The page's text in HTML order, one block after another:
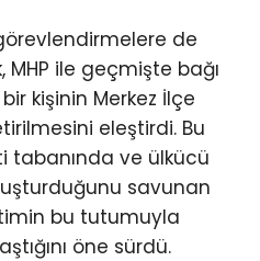
de
MHP ile geçmişte bağı
kişinin Merkez İlçe
eleştirdi. Bu
tabanında ve ülkücü
savunan
bu tutumuyla
öne sürdü.